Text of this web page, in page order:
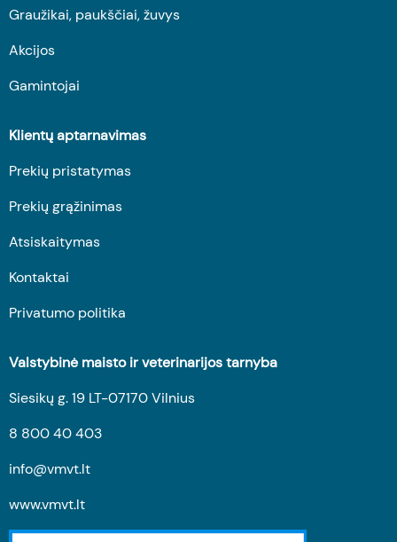
Graužikai, paukščiai, žuvys
Akcijos
Gamintojai
Klientų aptarnavimas
Prekių pristatymas
Prekių grąžinimas
Atsiskaitymas
Kontaktai
Privatumo politika
Valstybinė maisto ir veterinarijos tarnyba
Siesikų g. 19 LT-07170 Vilnius
8 800 40 403
info@vmvt.lt
www.vmvt.lt